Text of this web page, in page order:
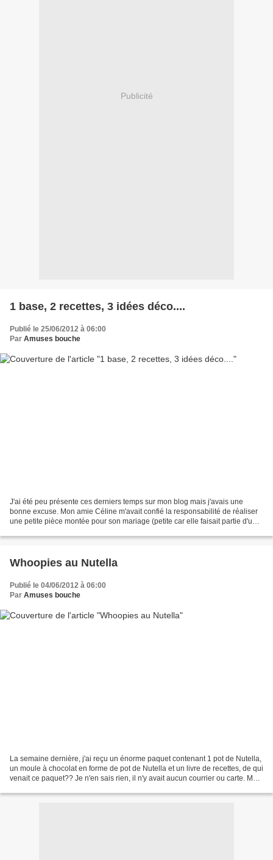
Publicité
1 base, 2 recettes, 3 idées déco....
Publié le 25/06/2012 à 06:00
Par Amuses bouche
J'ai été peu présente ces derniers temps sur mon blog mais j'avais une
bonne excuse. Mon amie Céline m'avait confié la responsabilité de réaliser
une petite pièce montée pour son mariage (petite car elle faisait partie d'un
Whoopies au Nutella
Publié le 04/06/2012 à 06:00
Par Amuses bouche
La semaine dernière, j'ai reçu un énorme paquet contenant 1 pot de Nutella,
un moule à chocolat en forme de pot de Nutella et un livre de recettes, de qui
venait ce paquet?? Je n'en sais rien, il n'y avait aucun courrier ou carte. Mais